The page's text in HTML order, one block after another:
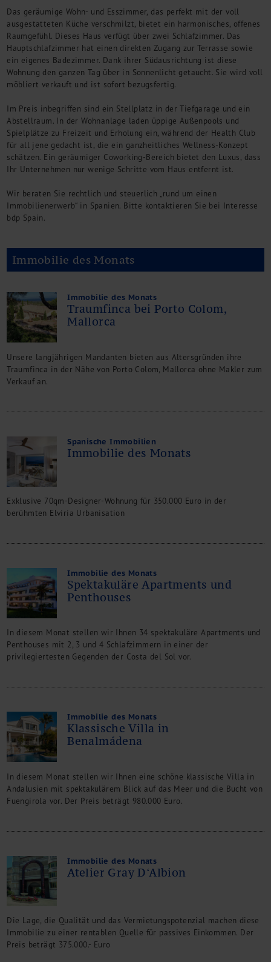
Das geräumige Wohn- und Esszimmer, das perfekt mit der voll
ausgestatteten Küche verschmilzt, bietet ein harmonisches, offenes
Raumgefühl. Dieses Haus verfügt über zwei Schlafzimmer. Das
Hauptschlafzimmer hat einen direkten Zugang zur Terrasse sowie
ein eigenes Badezimmer. Dank ihrer Südausrichtung ist diese
Wohnung den ganzen Tag über in Sonnenlicht getaucht. Sie wird voll
möbliert verkauft und ist sofort bezugsfertig.
Im Preis inbegriffen sind ein Stellplatz in der Tiefgarage und ein
Abstellraum. In der Wohnanlage laden üppige Außenpools und
Spielplätze zu Freizeit und Erholung ein, während der Health Club
für all jene gedacht ist, die ein ganzheitliches Wellness-Konzept
schätzen. Ein geräumiger Coworking-Bereich bietet den Luxus, dass
Ihr Unternehmen nur wenige Schritte vom Haus entfernt ist.
Wir beraten Sie rechtlich und steuerlich „rund um einen
Immobilienerwerb“ in Spanien. Bitte kontaktieren Sie bei Interesse
bdp Spain.
Immobilie des Monats
Immobilie des Monats
Traumfinca bei Porto Colom,
Mallorca
Unsere langjährigen Mandanten bieten aus Altersgründen ihre
Traumfinca in der Nähe von Porto Colom, Mallorca ohne Makler zum
Verkauf an.
Spanische Immobilien
Immobilie des Monats
Exklusive 70qm-Designer-Wohnung für 350.000 Euro in der
berühmten Elviria Urbanisation
Immobilie des Monats
Spektakuläre Apartments und
Penthouses
In diesem Monat stellen wir Ihnen 34 spektakuläre Apartments und
Penthouses mit 2, 3 und 4 Schlafzimmern in einer der
privilegiertesten Gegenden der Costa del Sol vor.
Immobilie des Monats
Klassische Villa in
Benalmádena
In diesem Monat stellen wir Ihnen eine schöne klassische Villa in
Andalusien mit spektakulärem Blick auf das Meer und die Bucht von
Fuengirola vor. Der Preis beträgt 980.000 Euro.
Immobilie des Monats
Atelier Gray D‘Albion
Die Lage, die Qualität und das Vermietungspotenzial machen diese
Immobilie zu einer rentablen Quelle für passives Einkommen. Der
Preis beträgt 375.000.- Euro